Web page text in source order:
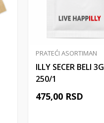
PRATEĆI ASORTIMAN
ILLY SECER BELI 3G
250/1
475,00 RSD